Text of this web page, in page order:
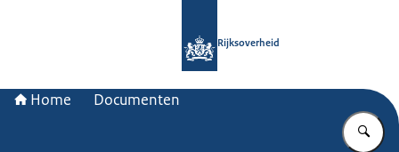
Rijksoverheid
Home Documenten